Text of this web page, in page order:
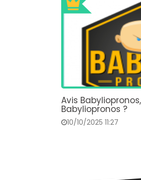
Avis
Babyliopronos ?
10/10/2025 11:27